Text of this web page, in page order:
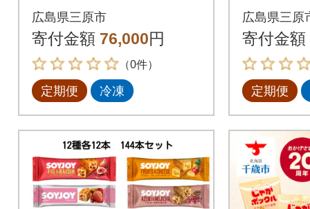
お菓子 洋菓子 お取り
寄せ ギフト ご褒美 [T
04]
広島県三原市
寄付金額 76,000円
（0件）
定期便 冷凍
スイー
お菓子
寄せ
広島県三原
寄付金額
定期便